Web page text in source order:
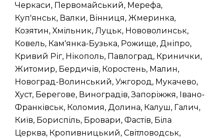
Черкаси, Первомайський, Мерефа,
Куп'янськ, Валки, Вінниця, Жмеринка,
Козятин, Хмільник, Луцьк, Нововолинськ,
Ковель, Кам'янка-Бузька, Рожище, Дніпро,
Кривий Ріг, Нікополь, Павлоград, Кринички,
Житомир, Бердичів, Коростень, Малин,
Новоград-Волинський, Ужгород, Мукачево,
Хуст, Берегове, Виноградів, Запоріжжя, Івано-
Франківськ, Коломия, Долина, Калуш, Галич,
Київ, Бориспіль, Бровари, Фастів, Біла
Церква, Кропивницький, Світловодськ,